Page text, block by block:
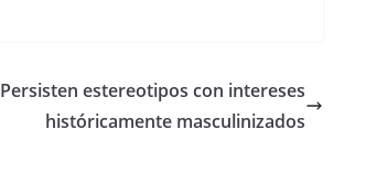
Persisten estereotipos con intereses
históricamente masculinizados